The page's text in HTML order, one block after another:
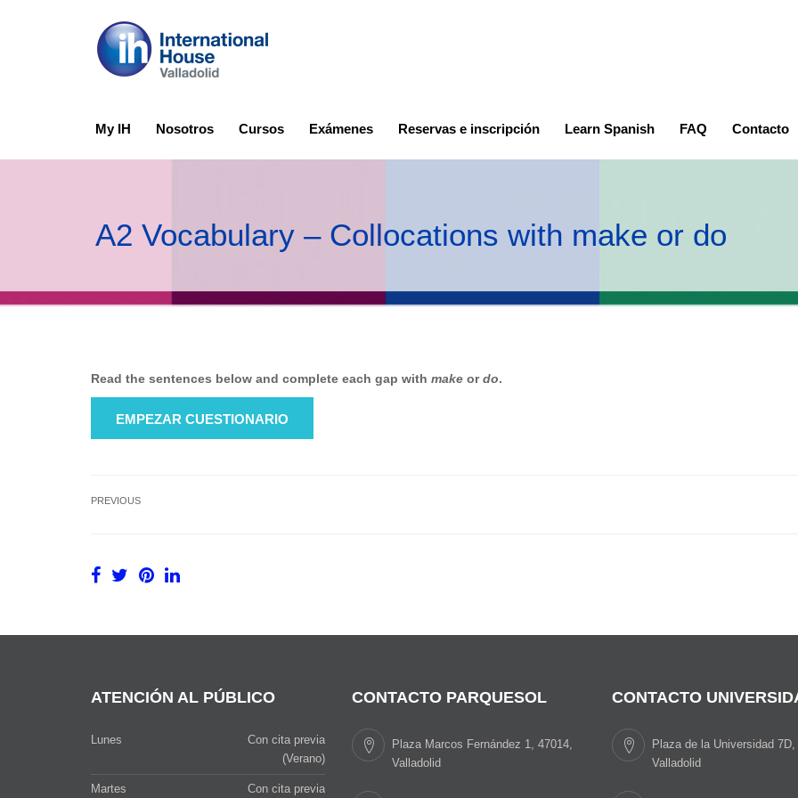
My IH Nosotros Cursos Exámenes Reservas e inscripción Learn Spanish FAQ Contacto
A2 Vocabulary – Collocations with make or do
Read the sentences below and complete each gap with make ordo.
PREVIOUS
ATENCIÓN AL PÚBLICO
Lunes
Con cita previa
(Verano)
Martes Con cita previa
CONTACTO PARQUESOL
Plaza Marcos Fernández 1, 47014,
Valladolid
CONTACTO
Plaza de la Universidad
Valladolid